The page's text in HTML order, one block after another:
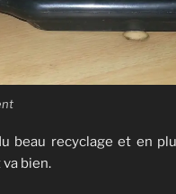
beau recyclage et en
bien.